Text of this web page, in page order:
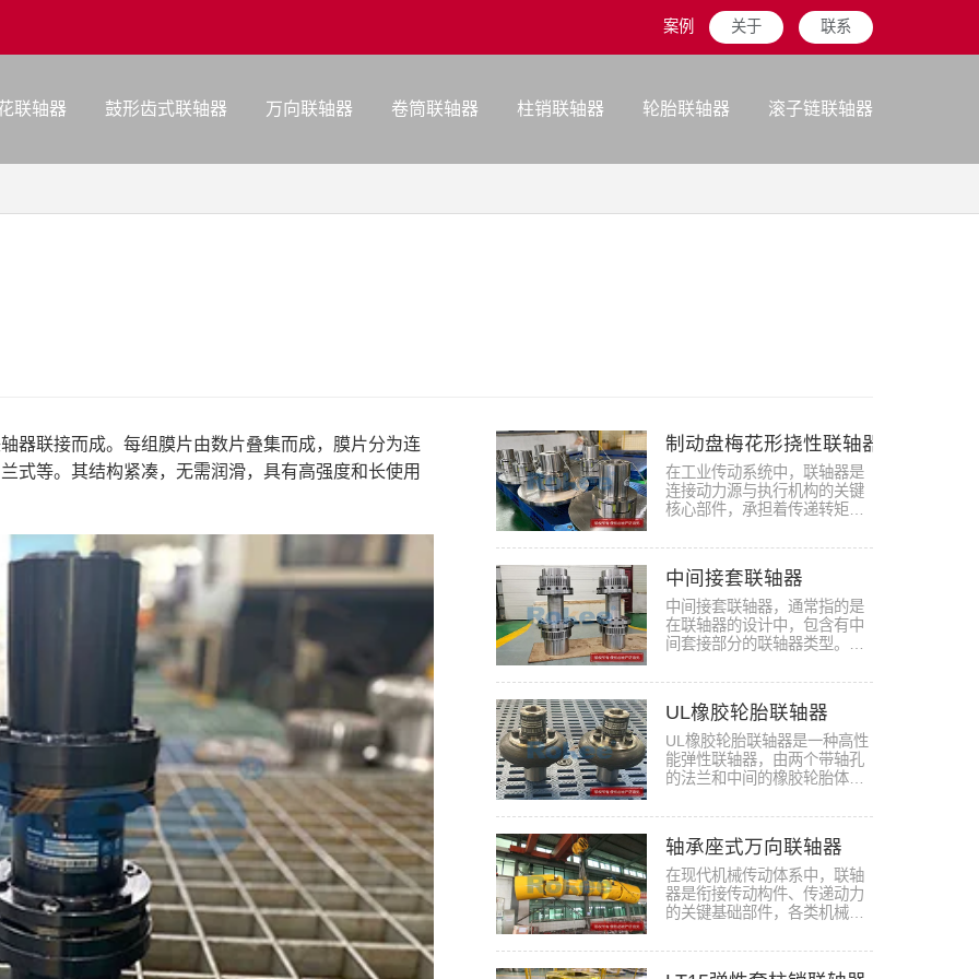
案例 关于 联系
联轴器 鼓形齿式联轴器 万向联轴器 卷筒联轴器 柱销联轴器 轮胎联轴器 滚子链联轴器
器联接而成。每组膜片由数片叠集而成，膜片分为连
式等。其结构紧凑，无需润滑，具有高强度和长使用
制动盘梅花形挠性联轴器
在工业传动系统中，联轴器是
连接动力源与执行机构的关键
核心部件，承担着传递转矩、
中间接套联轴器
中间接套联轴器，通常指的是
在联轴器的设计中，包含有中
间套接部分的联轴器类型。这
UL橡胶轮胎联轴器
UL橡胶轮胎联轴器是一种高性
能弹性联轴器，由两个带轴孔
的法兰和中间的橡胶轮胎体组
轴承座式万向联轴器
在现代机械传动体系中，联轴
器是衔接传动构件、传递动力
的关键基础部件，各类机械设